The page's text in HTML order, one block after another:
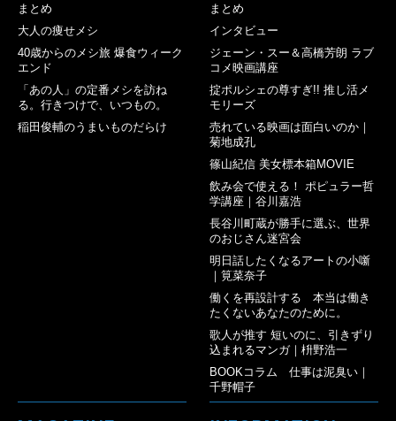
まとめ
大人の痩せメシ
40歳からのメシ旅 爆食ウィーク
エンド
「あの人」の定番メシを訪ね
る。行きつけで、いつもの。
稲田俊輔のうまいものだらけ
まとめ
インタビュー
ジェーン・スー＆高橋芳朗 ラブ
コメ映画講座
掟ポルシェの尊すぎ!! 推し活メ
モリーズ
売れている映画は面白いのか｜
菊地成孔
篠山紀信 美女標本箱MOVIE
飲み会で使える！ ポピュラー哲
学講座｜谷川嘉浩
長谷川町蔵が勝手に選ぶ、世界
のおじさん迷宮会
明日話したくなるアートの小噺
｜筧菜奈子
働くを再設計する 本当は働き
たくないあなたのために。
歌人が推す 短いのに、引きずり
込まれるマンガ｜枡野浩一
BOOKコラム 仕事は泥臭い｜
千野帽子